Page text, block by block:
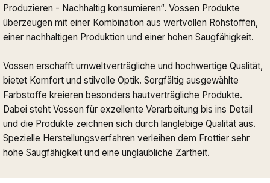
Produzieren - Nachhaltig konsumieren“. Vossen Produkte
überzeugen mit einer Kombination aus wertvollen Rohstoffen,
einer nachhaltigen Produktion und einer hohen Saugfähigkeit.
Vossen erschafft umweltverträgliche und hochwertige Qualität,
bietet Komfort und stilvolle Optik. Sorgfältig ausgewählte
Farbstoffe kreieren besonders hautverträgliche Produkte.
Dabei steht Vossen für exzellente Verarbeitung bis ins Detail
und die Produkte zeichnen sich durch langlebige Qualität aus.
Spezielle Herstellungsverfahren verleihen dem Frottier sehr
hohe Saugfähigkeit und eine unglaubliche Zartheit.